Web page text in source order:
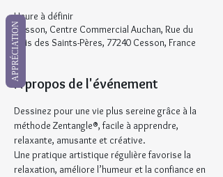
Heure à définir
Cesson, Centre Commercial Auchan, Rue du
Bois des Saints-Pères, 77240 Cesson, France
À propos de l'événement
Dessinez pour une vie plus sereine grâce à la
méthode Zentangle®, facile à apprendre,
relaxante, amusante et créative.
Une pratique artistique régulière favorise la
relaxation, améliore l’humeur et la confiance en
APPRÉCIATION